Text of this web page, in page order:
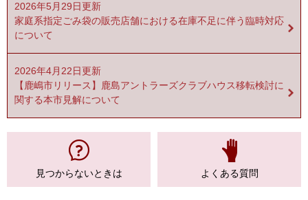
2026年5月29日更新
家庭系指定ごみ袋の販売店舗における在庫不足に伴う臨時対応
について
2026年4月22日更新
【鹿嶋市リリース】鹿島アントラーズクラブハウス移転検討に
関する本市見解について
見つからないときは よくある質問